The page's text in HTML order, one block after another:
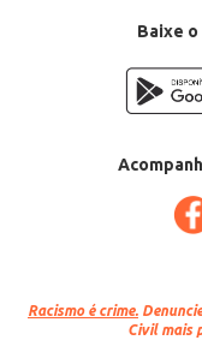
Baixe
Racismo é crime.
Civil mais